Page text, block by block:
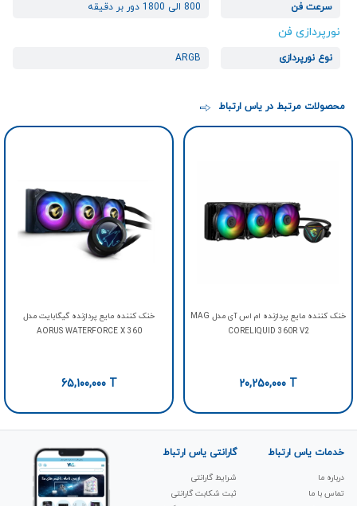
سرعت فن 800 الی 1800 دور بر دقیقه
نورپردازی فن
نوع نورپردازی ARGB
محصولات مرتبط در یاس ارتباط
خنک کننده مایع پردازنده ام اس آی مدل MAG
CORELIQUID 360R V2
20,250,000 T
خنک کننده مایع پردازنده گیگابایت مدل
AORUS WATERFORCE X 360
65,100,000T
خدمات یاس ارتباط
درباره ما
تماس با ما
گارانتی یاس ارتباط
شرایط گارانتی
ثبت شکابت‌ گارانتی